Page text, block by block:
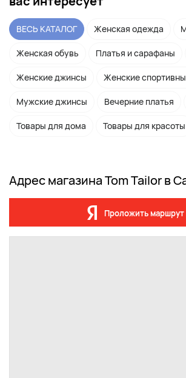
ВЕСЬ КАТАЛОГ Женская одежда
Женская обувь Платья и сарафаны
Женские джинсы Женские
Мужские джинсы Вечерние платья
Товары для дома Товары для красоты
Адрес магазина Tom Tailor в
Проложить маршрут